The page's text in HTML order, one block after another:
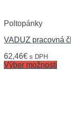
Poltopánky
VADUZ pracovná
62,46€ s DPH
Výber možností